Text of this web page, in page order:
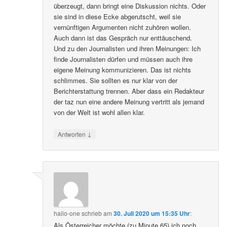
überzeugt, dann bringt eine Diskussion nichts. Oder
sie sind in diese Ecke abgerutscht, weil sie
vernünftigen Argumenten nicht zuhören wollen.
Auch dann ist das Gespräch nur enttäuschend.
Und zu den Journalisten und ihren Meinungen: Ich
finde Journalisten dürfen und müssen auch ihre
eigene Meinung kommunizieren. Das ist nichts
schlimmes. Sie sollten es nur klar von der
Berichterstattung trennen. Aber dass ein Redakteur
der taz nun eine andere Meinung vertritt als jemand
von der Welt ist wohl allen klar.
Antworten ↓
hailo-one schriebam30. Juli 2020 um 15:35 Uhr: